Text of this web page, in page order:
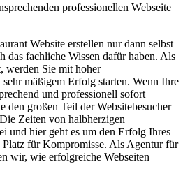
professionellen Webseite
Website erstellen nur dann selbst
das fachliche Wissen dafür haben. Als
werden Sie mit hoher
mäßigem Erfolg starten. Wenn Ihre
und professionell sofort
den großen Teil der Websitebesucher
Zeiten von halbherzigen
und hier geht es um den Erfolg Ihres
für Kompromisse. Als Agentur für
wir, wie erfolgreiche Webseiten